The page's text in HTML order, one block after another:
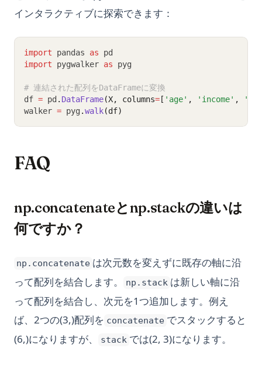
インタラクティブに探索できます：
import pandas as pd
import pygwalker as pyg
# 連結された配列をDataFrameに変換
df = pd . DataFrame(X, columns= [ 'age' , 'income' ,
walker = pyg .walk(df)
FAQ
np.concatenateとnp.stackの違いは
何ですか？
np.concatenate は次元数を変えずに既存の軸に沿
って配列を結合します。
np.stack は新しい軸に沿
って配列を結合し、次元を1つ追加します。例え
ば、2つの(3,)配列を concatenate でスタックすると
(6,)になりますが、
stack では(2, 3)になります。